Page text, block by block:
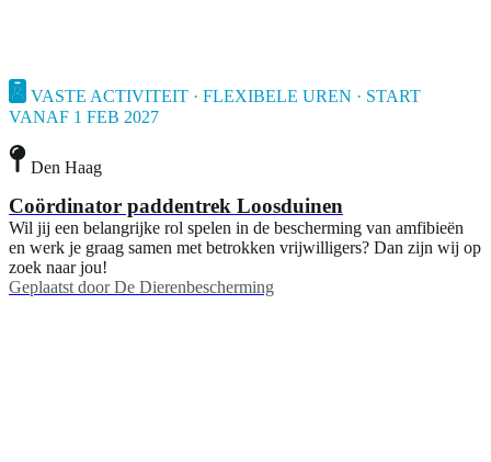
VASTE ACTIVITEIT · FLEXIBELE UREN · START
VANAF 1 FEB 2027
Den Haag
Coördinator paddentrek Loosduinen
Wil jij een belangrijke rol spelen in de bescherming van amfibieën
en werk je graag samen met betrokken vrijwilligers? Dan zijn wij op
zoek naar jou!
Geplaatst door De Dierenbescherming